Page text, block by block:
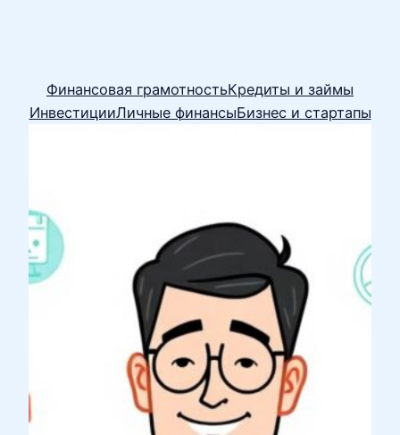
Финансовая грамотностьКредиты и займы
ИнвестицииЛичные финансыБизнес и стартапы